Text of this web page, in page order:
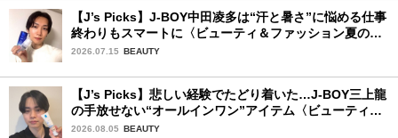
【J’s Picks】J-BOY中田凌多は“汗と暑さ”に悩める仕事
終わりもスマートに〈ビューティ＆ファッション夏の必
需品〉
2026.07.15 BEAUTY
【J’s Picks】悲しい経験でたどり着いた…J-BOY三上龍
の手放せない“オールインワン”アイテム〈ビューティ＆
ファッション夏の必需品〉
2026.08.05 BEAUTY